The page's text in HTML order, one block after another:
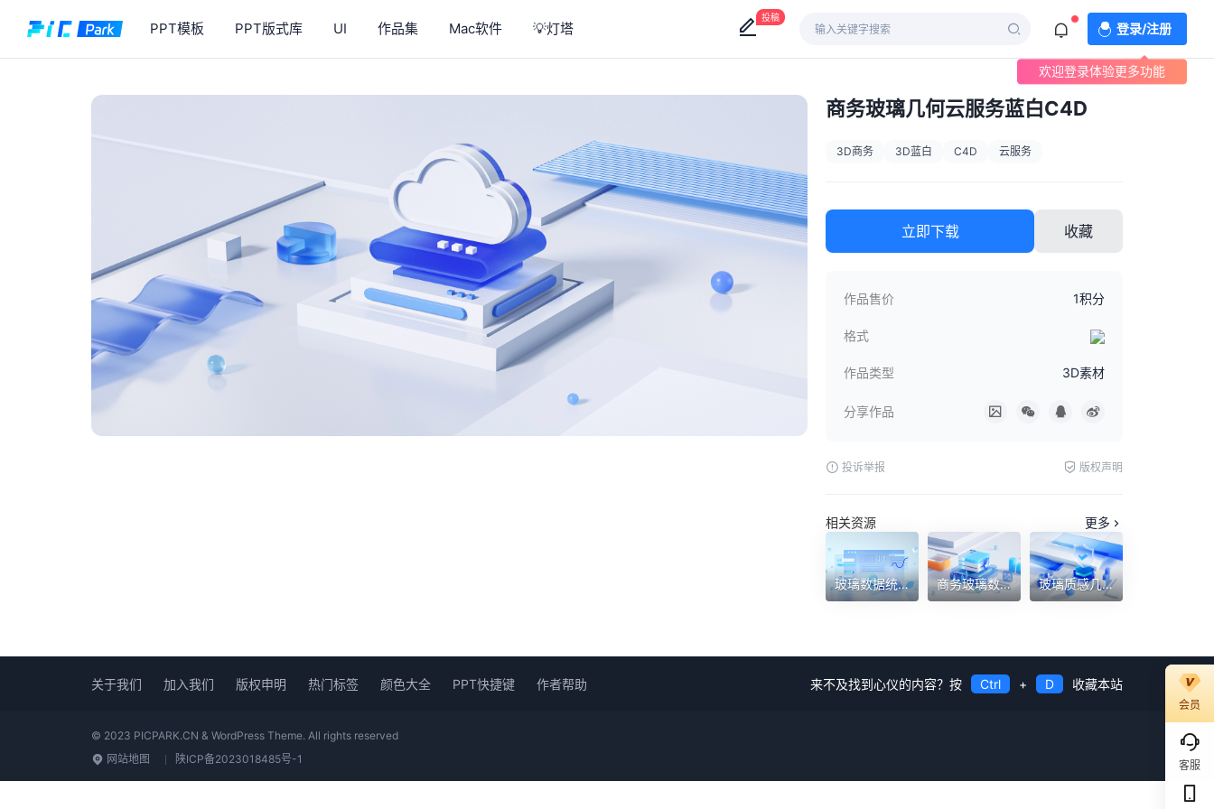
PPT模板 PPT版式库 UI 作品集 Mac软件 💡灯塔
投稿
登录/注册
欢迎登录体验更多功能
商务玻璃几何云服务蓝白C4D
3D商务 3D蓝白 C4D 云服务
立即下载 收藏
作品售价 1积分
格式
作品类型 3D素材
分享作品
投诉举报 版权声明
相关资源 更多
玻璃数据统计蓝色C4D 商务玻璃数据图表几何白色C4D 玻璃质感几何商务数据模型C4D
关于我们 加入我们 版权申明 热门标签 颜色大全 PPT快捷键 作者帮助 来不及找到心仪的内容？按 Ctrl + D 收藏本站
会员
客服
© 2023 PICPARK.CN & WordPress Theme. All rights reserved
网站地图
陕ICP备2023018485号-1